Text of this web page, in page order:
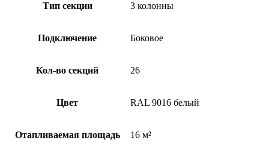
Тип секции 3 колонны
Подключение Боковое
Кол-во секций 26
Цвет RAL 9016 белый
Отапливаемая площадь 16 м²